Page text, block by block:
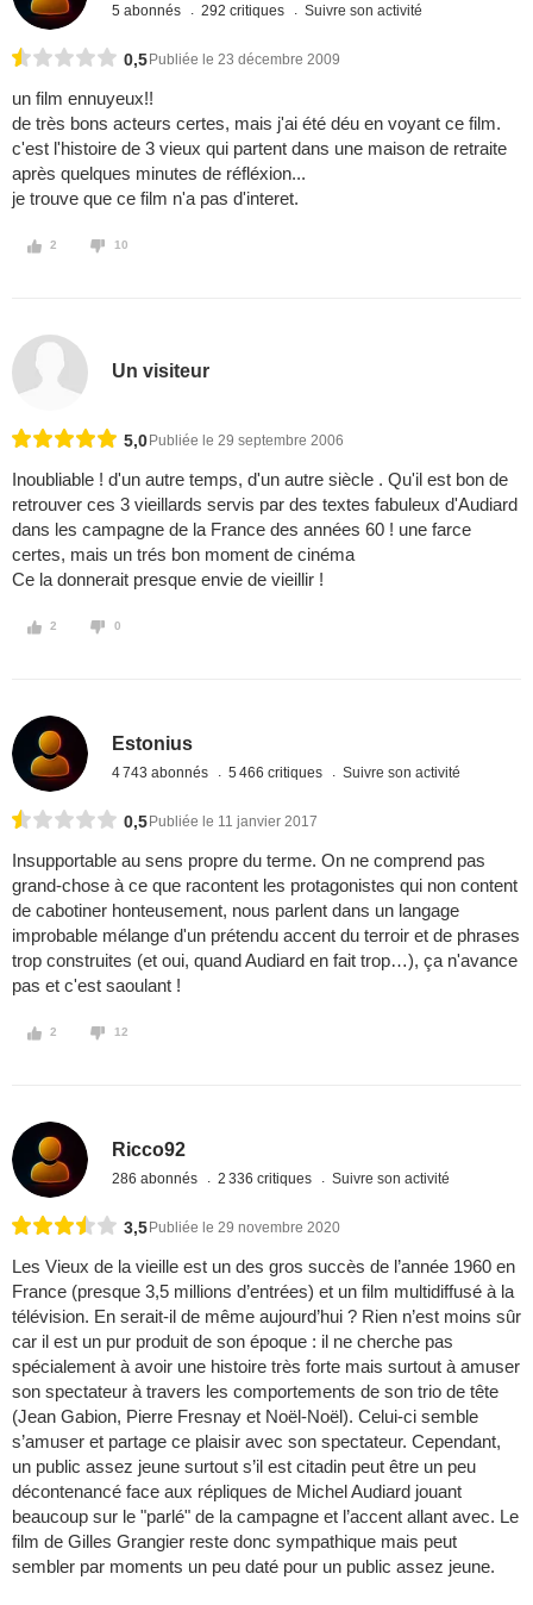
5 abonnés 292 critiques Suivre son activité
0,5 Publiée le 23 décembre 2009
un film ennuyeux!!
de très bons acteurs certes, mais j'ai été déu en voyant ce film.
c'est l'histoire de 3 vieux qui partent dans une maison de retraite
après quelques minutes de réfléxion...
je trouve que ce film n'a pas d'interet.
2 10
Un visiteur
5,0 Publiée le 29 septembre 2006
Inoubliable ! d'un autre temps, d'un autre siècle . Qu'il est bon de
retrouver ces 3 vieillards servis par des textes fabuleux d'Audiard
dans les campagne de la France des années 60 ! une farce
certes, mais un trés bon moment de cinéma
Ce la donnerait presque envie de vieillir !
2 0
Estonius
4 743 abonnés 5 466 critiques Suivre son activité
0,5 Publiée le 11 janvier 2017
Insupportable au sens propre du terme. On ne comprend pas
grand-chose à ce que racontent les protagonistes qui non content
de cabotiner honteusement, nous parlent dans un langage
improbable mélange d'un prétendu accent du terroir et de phrases
trop construites (et oui, quand Audiard en fait trop…), ça n'avance
pas et c'est saoulant !
2 12
Ricco92
286 abonnés 2 336 critiques Suivre son activité
3,5 Publiée le 29 novembre 2020
Les Vieux de la vieille est un des gros succès de l’année 1960 en
France (presque 3,5 millions d’entrées) et un film multidiffusé à la
télévision. En serait-il de même aujourd’hui ? Rien n’est moins sûr
car il est un pur produit de son époque : il ne cherche pas
spécialement à avoir une histoire très forte mais surtout à amuser
son spectateur à travers les comportements de son trio de tête
(Jean Gabion, Pierre Fresnay et Noël-Noël). Celui-ci semble
s’amuser et partage ce plaisir avec son spectateur. Cependant,
un public assez jeune surtout s’il est citadin peut être un peu
décontenancé face aux répliques de Michel Audiard jouant
beaucoup sur le "parlé" de la campagne et l’accent allant avec. Le
film de Gilles Grangier reste donc sympathique mais peut
sembler par moments un peu daté pour un public assez jeune.